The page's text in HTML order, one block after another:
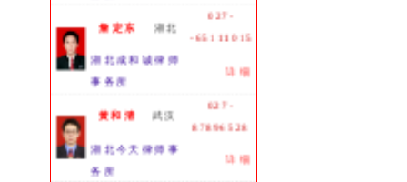
詹定东 湖北
027-
-65111015
湖北成和诚律师
事务所
详细
黄和清 武汉
027-
87896528
湖北今天律师事
务所
详细